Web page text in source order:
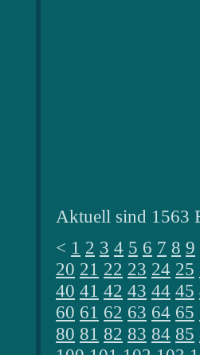
Aktuell sind 1563
< 1 2 3 4 5 6 7 8 9
20 21 22 23 24 25
40 41 42 43 44 45
60 61 62 63 64 65
80 81 82 83 84 85